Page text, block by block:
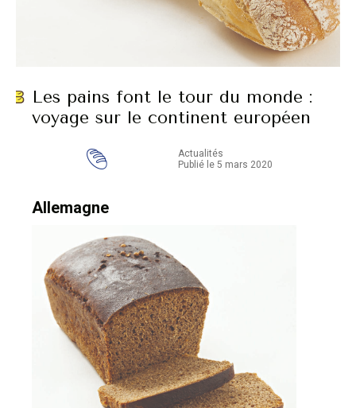
Les pains font le tour du monde :
voyage sur le continent européen
Actualités
Publié le 5 mars 2020
Allemagne